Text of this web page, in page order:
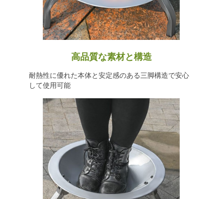
高品質な素材と構造
耐熱性に優れた本体と安定感のある三脚構造で安心
して使用可能